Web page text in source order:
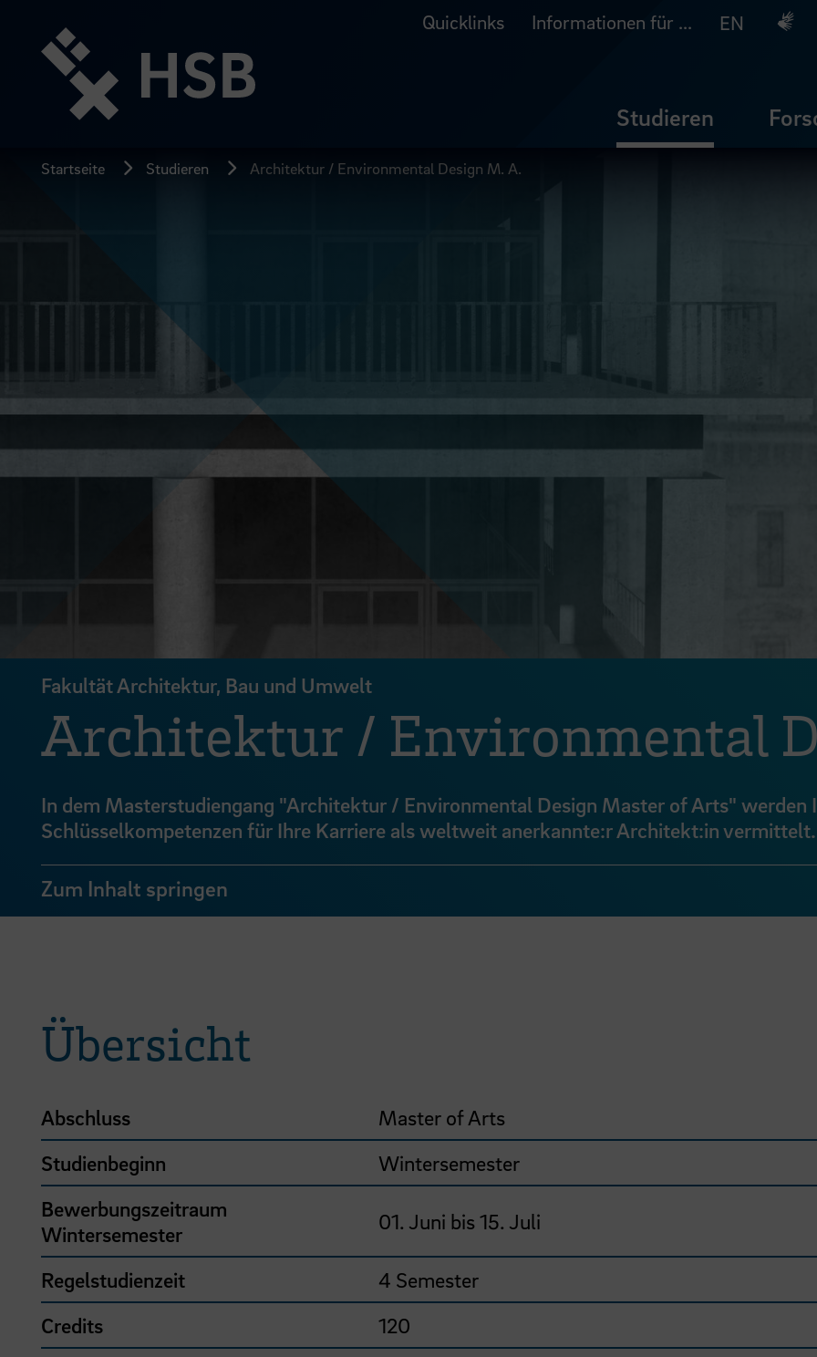
Seiteninhalt
springen
Quicklinks Informationen für ... EN
Studieren
Startseite Studieren Architektur / Environmental Design M. A.
Fakultät Architektur, Bau und Umwelt
Architektur / Environmental
In dem Masterstudiengang "Architektur / Environmental Design Master of Arts" werden
Schlüsselkompetenzen für Ihre Karriere als weltweit anerkannte:r Architekt:in vermittelt.
Zum Inhalt springen
Übersicht
Abschluss
Master of Arts
Studienbeginn
Wintersemester
Bewerbungszeitraum
Wintersemester
01. Juni bis 15. Juli
Regelstudienzeit
4 Semester
Credits
120